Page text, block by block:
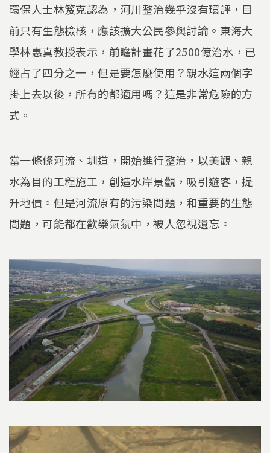
環保人士林笈克認為，河川整治幾乎沒有環評，目
前只有生態檢核，應該擴大公民參與討論。東海大
學林惠真教授表示，前瞻計畫花了2500億治水，已
經占了四分之一，但是要怎麼使用？親水這兩個字
掛上去以後，所有的都適用嗎？這是非常危險的方
式。
當一條條河流、圳道，開始進行整治，以美觀、親
水為目的工程施工，創造水岸景觀，吸引遊客，提
升地價。但是河流原有的污染問題，和重要的生態
問題，可能都在歡樂氣氛中，被人忽視遺忘。